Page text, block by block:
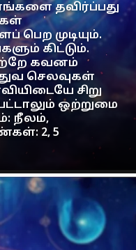
தவிர்ப்பது
பெற முடியும்.
கிட்டும்.
கவனம்
செலவுகள்
சிறு
ஒற்றுமை
நீலம்,
2, 5